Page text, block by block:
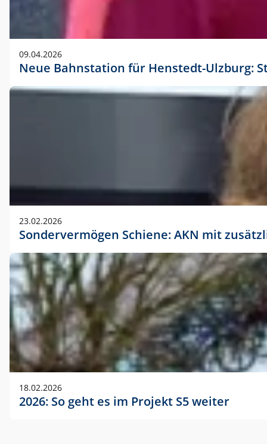
09.04.2026
Neue Bahnstation für Henstedt-Ulzburg:
23.02.2026
Sondervermögen Schiene: AKN mit
18.02.2026
2026: So geht es im Projekt S5 weiter